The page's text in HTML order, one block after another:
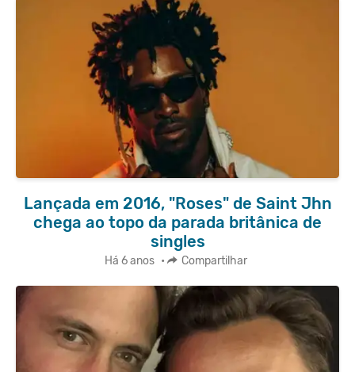
Lançada em 2016, "Roses" de Saint Jhn
chega ao topo da parada britânica de
singles
Há 6 anos • Compartilhar